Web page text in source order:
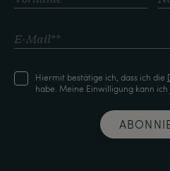
Hiermit bestätige ich, dass ich die
habe. Meine Einwilligung kann